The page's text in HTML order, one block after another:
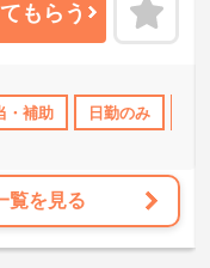
休･介護休暇取得実績あり
もらう
・補助 日勤のみ
覧を見る